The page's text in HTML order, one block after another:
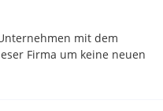
mit dem
Firma um keine neuen